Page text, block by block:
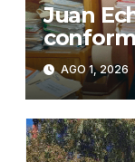
Juan
Fujimori
AGO 1, 2026